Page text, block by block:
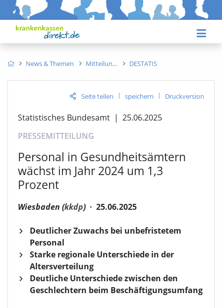
News & Themen Mitteilun DESTATIS
Seite teilen | speichern | Druckversion
Statistisches Bundesamt | 25.06.2025
PRESSEMITTEILUNG
Personal in Gesundheitsämtern
wächst im Jahr 2024 um 1,3
Prozent
Wiesbaden (kkdp) · 25.06.2025
Deutlicher Zuwachs bei unbefristetem
Personal
Starke regionale Unterschiede in der
Altersverteilung
Deutliche Unterschiede zwischen den
Geschlechtern beim Beschäftigungsumfang